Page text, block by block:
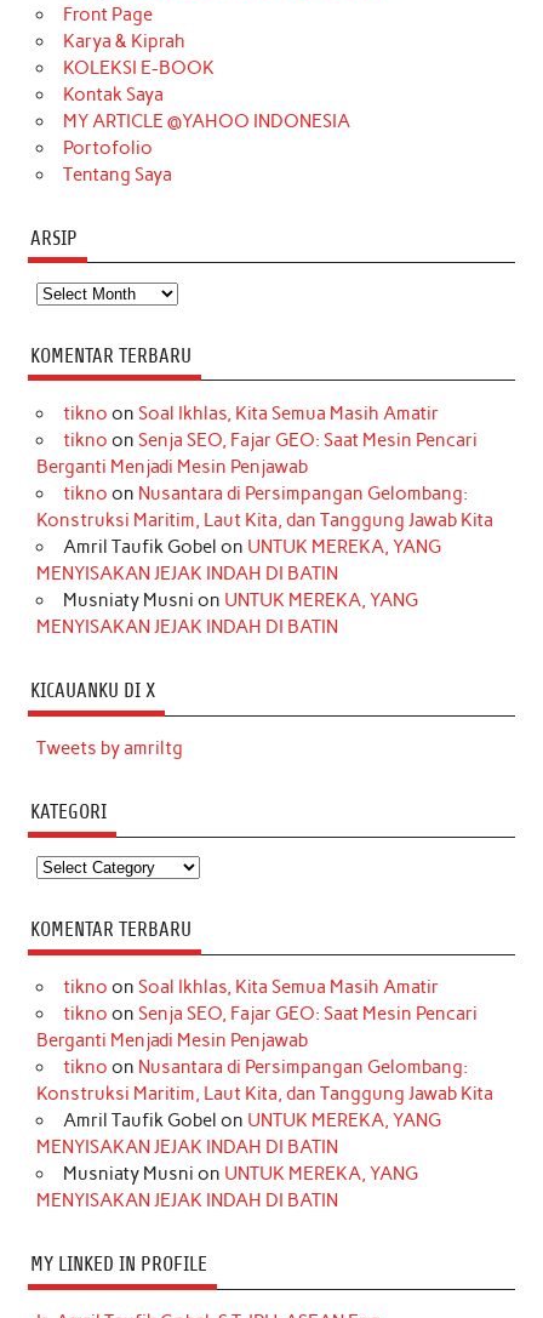
o
k
r
a
m
Front Page
Karya & Kiprah
KOLEKSI E-BOOK
Kontak Saya
MY ARTICLE @YAHOO INDONESIA
Portofolio
Tentang Saya
ARSIP
Arsip
KOMENTAR TERBARU
tikno on Soal Ikhlas, Kita Semua Masih Amatir
tikno on Senja SEO, Fajar GEO: Saat Mesin Pencari
Berganti Menjadi Mesin Penjawab
tikno on Nusantara di Persimpangan Gelombang:
Konstruksi Maritim, Laut Kita, dan Tanggung Jawab Kita
Amril Taufik Gobel on UNTUK MEREKA, YANG
MENYISAKAN JEJAK INDAH DI BATIN
Musniaty Musni on UNTUK MEREKA, YANG
MENYISAKAN JEJAK INDAH DI BATIN
KICAUANKU DI X
Tweets by amriltg
KATEGORI
Kategori
KOMENTAR TERBARU
tikno on Soal Ikhlas, Kita Semua Masih Amatir
tikno on Senja SEO, Fajar GEO: Saat Mesin Pencari
Berganti Menjadi Mesin Penjawab
tikno on Nusantara di Persimpangan Gelombang:
Konstruksi Maritim, Laut Kita, dan Tanggung Jawab Kita
Amril Taufik Gobel on UNTUK MEREKA, YANG
MENYISAKAN JEJAK INDAH DI BATIN
Musniaty Musni on UNTUK MEREKA, YANG
MENYISAKAN JEJAK INDAH DI BATIN
MY LINKED IN PROFILE